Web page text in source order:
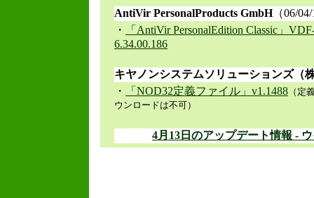
AntiVir PersonalProducts GmbH（06/
・
「AntiVir PersonalEdition Classic」
6.34.00.186
キヤノンシステムソリューションズ（
・
「NOD32定義ファイル」v1.1488 （定
ウンロードは不可）
4月13日のアップデート情報 -